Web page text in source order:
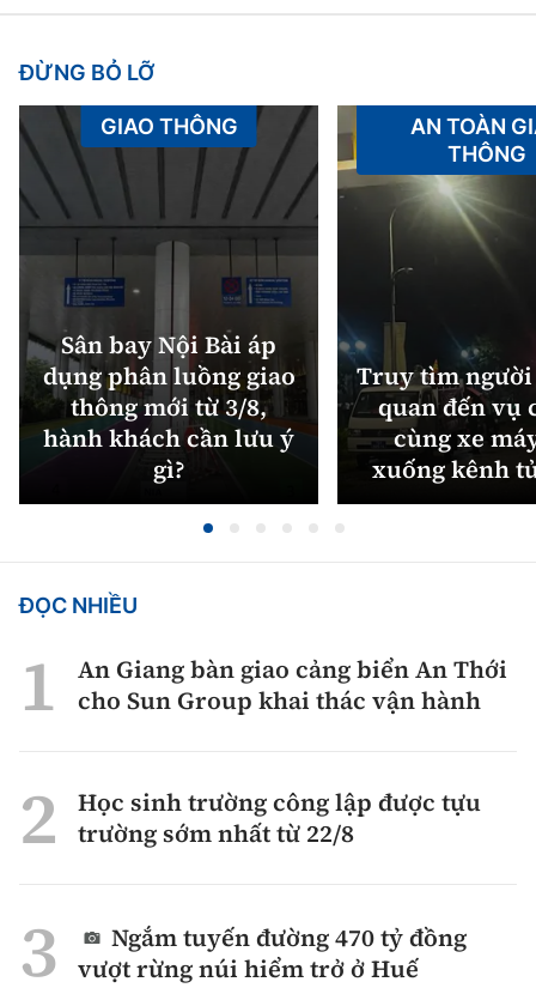
ĐỪNG BỎ LỠ
Sân bay Nội Bài áp
dụng phân luồng giao
thông mới từ 3/8,
hành khách cần lưu ý
gì?
GIAO THÔNG
Truy tìm
quan đến vụ
cùng xe
xuống kênh
AN TOÀN
THÔNG
ĐỌC NHIỀU
An Giang bàn giao cảng biển An Thới
cho Sun Group khai thác vận hành
Học sinh trường công lập được tựu
trường sớm nhất từ 22/8
Ngắm tuyến đường 470 tỷ đồng
vượt rừng núi hiểm trở ở Huế